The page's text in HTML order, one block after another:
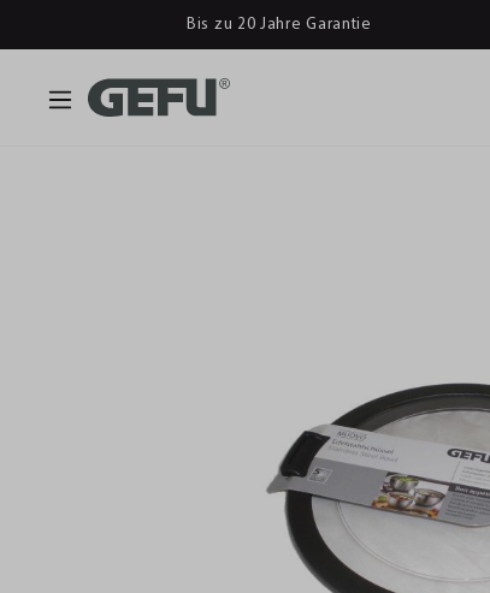
Bis zu 20 Jahre Garantie